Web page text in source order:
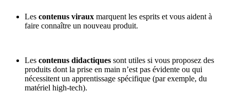
Les contenus viraux marquent les esprits et vous aident à
faire connaître un nouveau produit.
Les contenus didactiques sont utiles si vous proposez des
produits dont la prise en main n’est pas évidente ou qui
nécessitent un apprentissage spécifique (par exemple, du
matériel high-tech).